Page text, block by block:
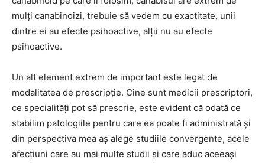
mulţi canabinoizi, trebuie să vedem cu exactitate, unii
dintre ei au efecte psihoactive, alţii nu au efecte
psihoactive.
Un alt element extrem de important este legat de
modalitatea de prescripţie. Cine sunt medicii prescriptori,
ce specialităţi pot să prescrie, este evident că odată ce
stabilim patologiile pentru care ea poate fi administrată şi
din perspectiva mea aş alege studiile convergente, acele
afecţiuni care au mai multe studii şi care aduc aceeaşi